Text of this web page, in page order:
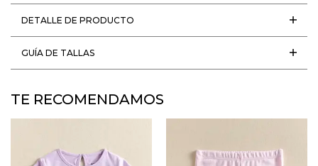
DETALLE DE PRODUCTO
GUÍA DE TALLAS
TE RECOMENDAMOS